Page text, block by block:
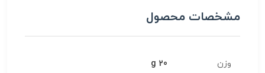
مشخصات محصول
وزن 20 g